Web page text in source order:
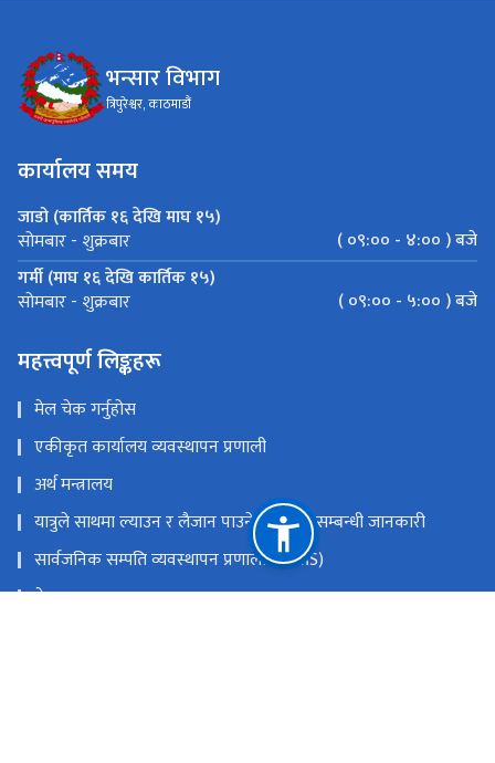
भन्सार विभाग
त्रिपुरेश्वर, काठमाडौं
कार्यालय समय
जाडो (कार्तिक १६ देखि माघ १५)
सोमबार - शुक्रबार
( ०९:०० - ४:०० ) बजे
गर्मी (माघ १६ देखि कार्तिक १५)
सोमबार - शुक्रबार ( ०९:०० - ५:०० ) बजे
महत्त्वपूर्ण लिङ्कहरू
मेल चेक गर्नुहोस
एकीकृत कार्यालय व्यवस्थापन प्रणाली
अर्थ मन्त्रालय
यात्रुले साथमा ल्याउन र लैजान पाउने मालवस्तु सम्बन्धी जानकारी
सार्वजनिक सम्पति व्यवस्थापन प्रणाली (PAMS)
नेपाल राजपत्र